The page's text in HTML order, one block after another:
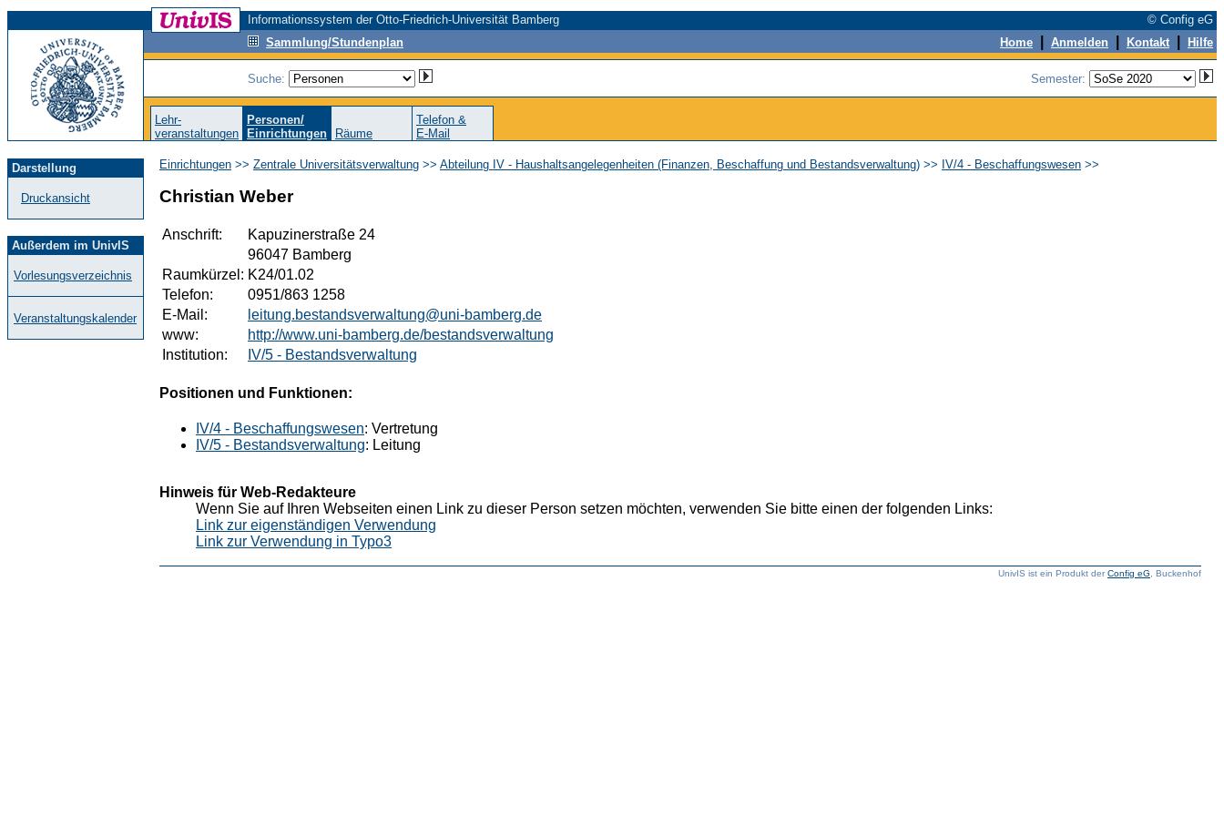
Informationssystem der Otto-Friedrich-Universität Bamberg
© Config eG
Sammlung/Stundenplan
Home Anmelden Kontakt Hilfe
Suche: Semester:
Lehr-
veranstaltungen
Personen/
Einrichtungen
Räume
Telefon &
E-Mail
Darstellung
Druckansicht
Außerdem im UnivIS
Vorlesungsverzeichnis
Veranstaltungskalender
Einrichtungen >> Zentrale Universitätsverwaltung >> Abteilung IV - Haushaltsangelegenheiten (Finanzen, Beschaffung und Bestandsverwaltung) >> IV/4 - Beschaffungswesen >>
Christian Weber
Anschrift:
Kapuzinerstraße 24
96047 Bamberg
Raumkürzel: K24/01.02
Telefon:
0951/863 1258
E-Mail:
leitung.bestandsverwaltung@uni-bamberg.de
www:
http://www.uni-bamberg.de/bestandsverwaltung
Institution:
IV/5 - Bestandsverwaltung
Positionen und Funktionen:
IV/4 - Beschaffungswesen: Vertretung
IV/5 - Bestandsverwaltung: Leitung
Hinweis für Web-Redakteure
Wenn Sie auf Ihren Webseiten einen Link zu dieser Person setzen möchten, verwenden Sie bitte einen der folgenden Links:
Link zur eigenständigen Verwendung
Link zur Verwendung in Typo3
UnivIS ist ein Produkt derConfig eG , Buckenhof